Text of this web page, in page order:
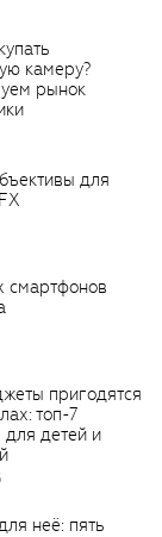
камеру?
рынок
для
смартфонов
пригодятся
топ-7
для детей и
неё: пять